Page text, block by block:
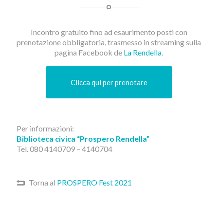
Incontro gratuito fino ad esaurimento posti con
prenotazione obbligatoria, trasmesso in streaming sulla
pagina Facebook de La Rendella.
Clicca qui per prenotare
Per informazioni:
Biblioteca civica “Prospero Rendella”
Tel. 080 4140709 – 4140704
Torna al PROSPERO Fest 2021